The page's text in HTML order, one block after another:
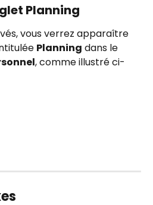
Planning
vous verrez apparaître
Planning dans le
, comme illustré ci-